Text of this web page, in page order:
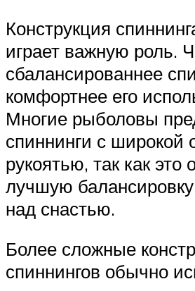
Конструкция
играет важную роль.
сбалансированнее
комфортнее его
Многие рыболовы
спиннинги с широкой
рукоятью, так как это
лучшую
над снастью.
Более сложные
спиннингов обычно